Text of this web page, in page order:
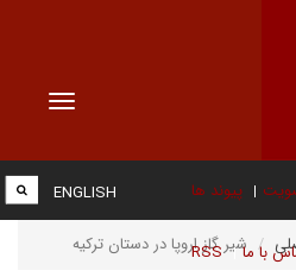
Toggle
پیوند ها
با ما RSS
ENGLISH
شیر گاز اروپا در دستان ترکیه